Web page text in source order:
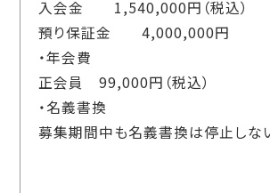
入会金 1,540,000円（税込）
預り保証金4,000,000円
・年会費
正会員99,000円（税込）
・名義書換
募集期間中も名義書換は停止しな